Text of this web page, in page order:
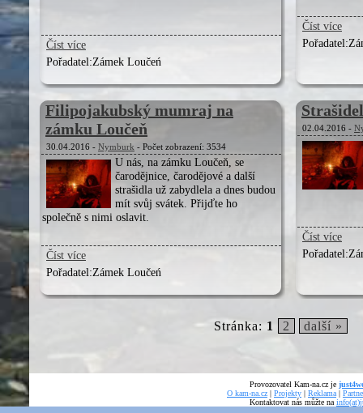
Číst více
Pořadatel:Zámek Loučeń
Číst více
Pořadatel:
Filipojakubský mumraj na
zámku Loučeň
30.04.2016 - Nymburk - Počet zobrazení: 3534
U nás, na zámku Loučeň, se
čarodějnice, čarodějové a další
strašidla už zabydlela a dnes budou
mít svůj svátek. Přijďte ho
společně s nimi oslavit.
Číst více
Pořadatel:Zámek Loučeń
02.04.2016 -
Číst více
Pořadatel:
Stránka: 1 2 další »
Provozovatel Kam-na.cz je
O kam-na.cz | Projekty | Reklama |
Kontaktovat nás můžte na